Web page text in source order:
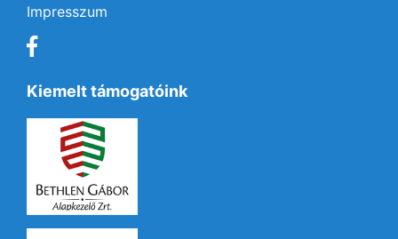
Impresszum
Kiemelt támogatóink